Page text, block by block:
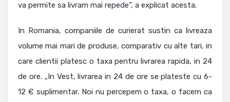
va permite sa livram mai repede”, a explicat acesta.
In Romania, companiile de curierat sustin ca livreaza
volume mai mari de produse, comparativ cu alte tari, in
care clientii platesc o taxa pentru livrarea rapida, in 24
de ore. „In Vest, livrarea in 24 de ore se plateste cu 6-
12 € suplimentar. Noi nu percepem o taxa, o facem ca